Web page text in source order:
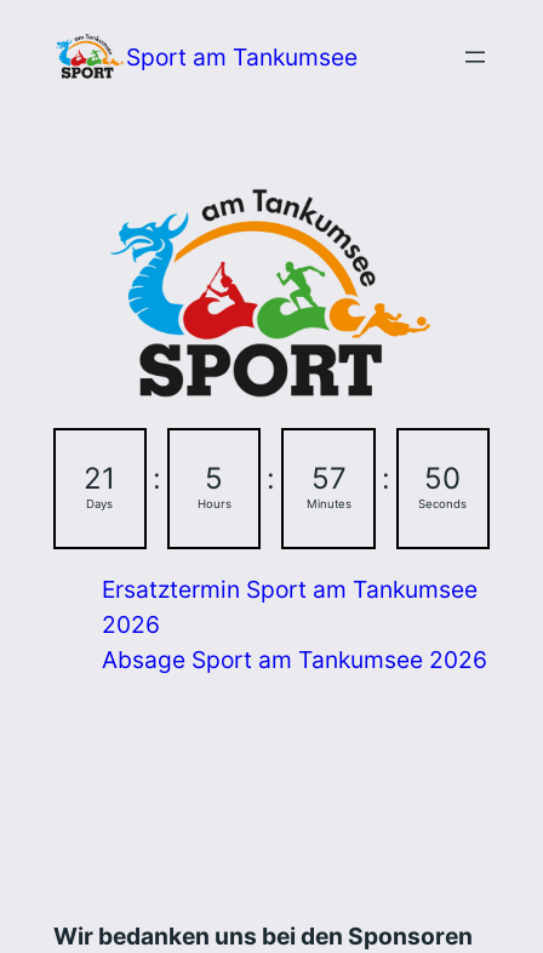
Inhalt
Sport am Tankumsee
21
Days
: 5
Hours
: 57
Minutes
: 49
Seconds
Ersatztermin Sport am Tankumsee
2026
Absage Sport am Tankumsee 2026
Wir bedanken uns bei den Sponsoren